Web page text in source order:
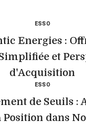
ESSO
Energies :
et
d'Acquisition
ESSO
de Seuils :
Position dans